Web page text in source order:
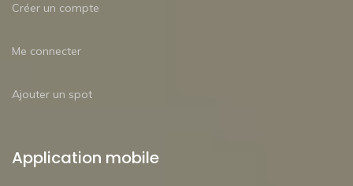
Créer un compte
Me connecter
Ajouter un spot
Application mobile